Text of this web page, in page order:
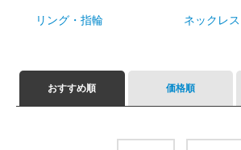
リング・指輪 ネックレス
おすすめ順 価格順